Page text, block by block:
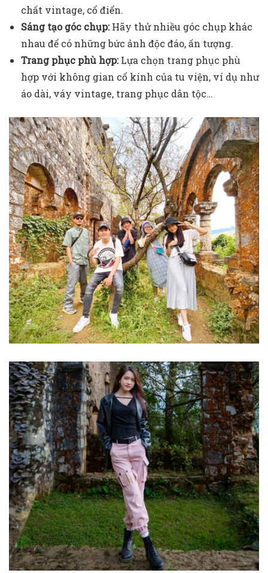
chất vintage, cổ điển.
Sáng tạo góc chụp:Hãy thử nhiều góc chụp khác
nhau để có những bức ảnh độc đáo, ấn tượng.
Trang phục phù hợp:Lựa chọn trang phục phù
hợp với không gian cổ kính của tu viện, ví dụ như
áo dài, váy vintage, trang phục dân tộc…